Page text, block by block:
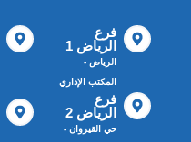
فرع
الرياض 1
الرياض -
المكتب الإداري
فرع
الرياض 2
حي القيروان -